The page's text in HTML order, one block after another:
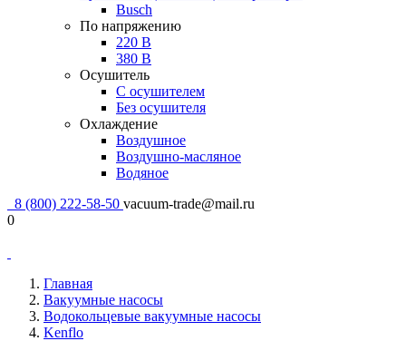
Busch
По напряжению
220 В
380 В
Осушитель
С осушителем
Без осушителя
Охлаждение
Воздушное
Воздушно-масляное
Водяное
8 (800) 222-58-50 vacuum-trade@mail.ru
0
Главная
Вакуумные насосы
Водокольцевые вакуумные насосы
Kenflo